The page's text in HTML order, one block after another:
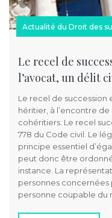
Actualité du Droit des
Le recel de
l’avocat, un délit
Le recel de succession
héritier, à l’encontre
cohéritiers. Le recel
778 du Code civil. Le
principe essentiel
peut donc être
instance. La
personnes concernées
personne coupable du